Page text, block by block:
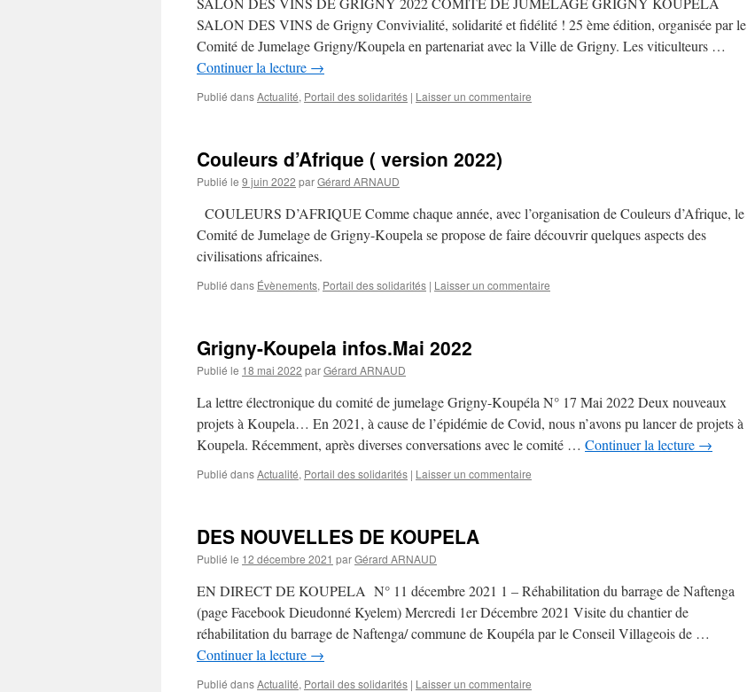
SALON DES VINS de Grigny Convivialité, solidarité et fidélité ! 25 ème édition, organisée par le
Comité de Jumelage Grigny/Koupela en partenariat avec la Ville de Grigny. Les viticulteurs …
Continuer la lecture →
Publié dansActualité, Portail des solidarités | Laisser un commentaire
Couleurs d’Afrique ( version 2022)
Publié le 9 juin 2022 parGérard ARNAUD
COULEURS D’AFRIQUE Comme chaque année, avec l’organisation de Couleurs d’Afrique, le
Comité de Jumelage de Grigny-Koupela se propose de faire découvrir quelques aspects des
civilisations africaines.
Publié dans Évènements, Portail des solidarités | Laisser un commentaire
Grigny-Koupela infos.Mai 2022
Publié le 18 mai 2022 parGérard ARNAUD
La lettre électronique du comité de jumelage Grigny-Koupéla N° 17 Mai 2022 Deux nouveaux
projets à Koupela… En 2021, à cause de l’épidémie de Covid, nous n’avons pu lancer de projets à
Koupela. Récemment, après diverses conversations avec le comité … Continuer la lecture →
Publié dansActualité, Portail des solidarités | Laisser un commentaire
DES NOUVELLES DE KOUPELA
Publié le 12 décembre 2021 parGérard ARNAUD
EN DIRECT DE KOUPELA N° 11 décembre 2021 1 – Réhabilitation du barrage de Naftenga
(page Facebook Dieudonné Kyelem) Mercredi 1er Décembre 2021 Visite du chantier de
réhabilitation du barrage de Naftenga/ commune de Koupéla par le Conseil Villageois de …
Continuer la lecture →
Publié dansActualité, Portail des solidarités | Laisser un commentaire